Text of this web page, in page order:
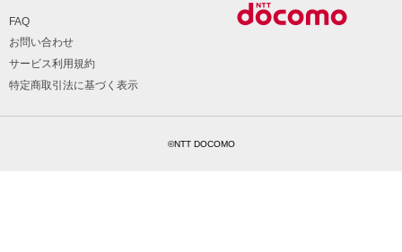
FAQ
お問い合わせ
サービス利用規約
特定商取引法に基づく表示
©NTT DOCOMO